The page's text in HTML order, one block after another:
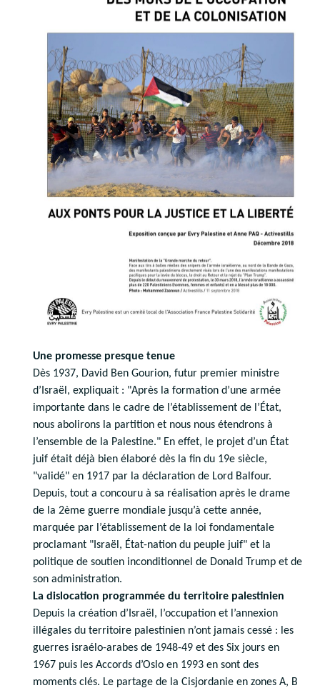
Une promesse presque tenue
Dès 1937, David Ben Gourion, futur premier ministre
d’Israël, expliquait : "Après la formation d’une armée
importante dans le cadre de l’établissement de l’État,
nous abolirons la partition et nous nous étendrons à
l’ensemble de la Palestine." En effet, le projet d’un État
juif était déjà bien élaboré dès la fin du 19e siècle,
"validé" en 1917 par la déclaration de Lord Balfour.
Depuis, tout a concouru à sa réalisation après le drame
de la 2ème guerre mondiale jusqu’à cette année,
marquée par l’établissement de la loi fondamentale
proclamant "Israël, État-nation du peuple juif" et la
politique de soutien inconditionnel de Donald Trump et de
son administration.
La dislocation programmée du territoire palestinien
Depuis la création d’Israël, l’occupation et l’annexion
illégales du territoire palestinien n’ont jamais cessé : les
guerres israélo-arabes de 1948-49 et des Six jours en
1967 puis les Accords d’Oslo en 1993 en sont des
moments clés. Le partage de la Cisjordanie en zones A, B